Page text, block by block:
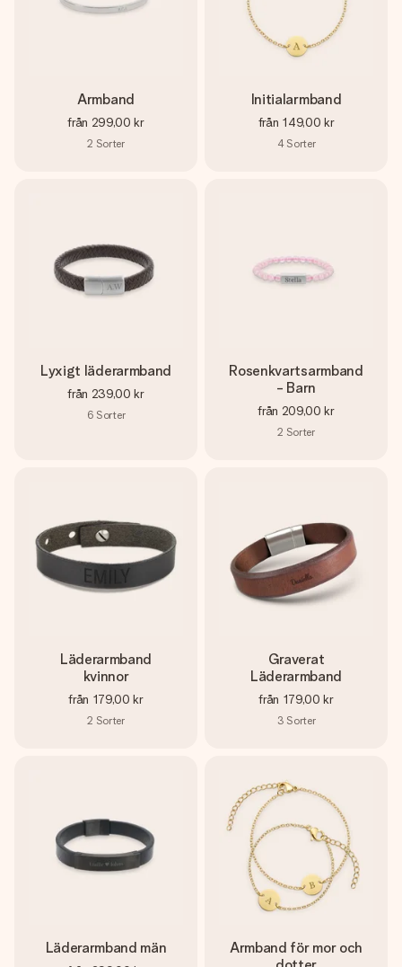
Armband
från 299,00 kr
2 Sorter
Initialarmband
från 149,00 kr
4 Sorter
Lyxigt läderarmband
från 239,00 kr
6 Sorter
Rosenkvartsarmband
- Barn
från 209,00 kr
2 Sorter
Läderarmband
kvinnor
från 179,00 kr
2 Sorter
Graverat
Läderarmband
från 179,00 kr
3 Sorter
Läderarmband män
Armband för mor och